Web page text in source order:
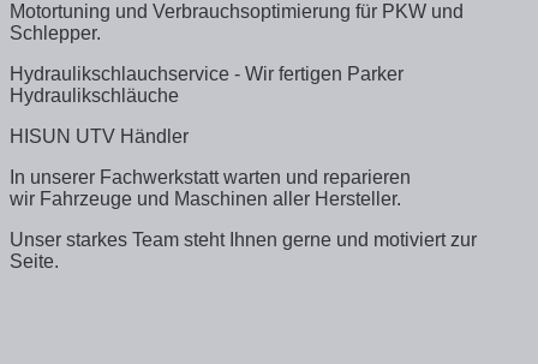
Motortuning und Verbrauchsoptimierung für PKW und
Schlepper.
Hydraulikschlauchservice - Wir fertigen Parker
Hydraulikschläuche
HISUN UTV Händler
In unserer Fachwerkstatt warten und reparieren
wir Fahrzeuge und Maschinen aller Hersteller.
Unser starkes Team steht Ihnen gerne und motiviert zur
Seite.